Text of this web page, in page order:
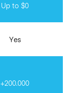
Up to $0
Yes
+200.000